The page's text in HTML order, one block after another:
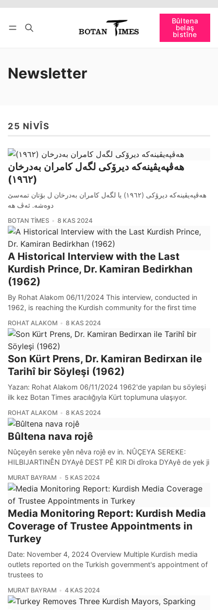
Bûltena
belaş
bistîne
bişopîne
Newsletter
25 NIVÎS
هه‌ڤپه‌یڤینه‌که‌ دیرۆکی لگه‌ل کامران به‌درخان
(۱۹٦۲)
هه‌ڤپه‌یڤینه‌که‌ دیرۆکی (۱۹٦۲) یا لگه‌ل کامران به‌درخان ل بۆتان تمه‌سێ
BOTAN TIMES 8 KAS 2024
A Historical Interview with the Last
Kurdish Prince, Dr. Kamiran Bedirkhan
(1962)
By Rohat Alakom 06/11/2024 This interview, conducted in
1962, is reaching the Kurdish community for the first time
ROHAT ALAKOM 8 KAS 2024
Son Kürt Prens, Dr. Kamiran Bedirxan ile
Tarihî bir Söyleşi (1962)
Yazan: Rohat Alakom 06/11/2024 1962'de yapılan bu söyleşi
ilk kez Botan Times aracılığıyla Kürt toplumuna ulaşıyor.
ROHAT ALAKOM 8 KAS 2024
Bûltena nava rojê
Nûçeyên sereke yên nêva rojê ev in. NÛÇEYA SEREKE:
HILBIJARTINÊN DYAyê DEST PÊ KIR Di dîroka DYAyê de yek ji
MURAT BAYRAM 5 KAS 2024
Media Monitoring Report: Kurdish Media
Coverage of Trustee Appointments in
Turkey
Date: November 4, 2024 Overview Multiple Kurdish media
outlets reported on the Turkish government's appointment of
trustees to
MURAT BAYRAM 4 KAS 2024